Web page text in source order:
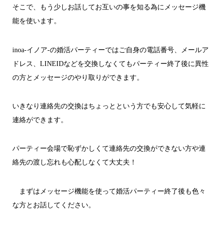
そこで、もう少しお話してお互いの事を知る為にメッセージ機
能を使います。
inoa-イノア-の婚活パーティーではご自身の電話番号、メールア
ドレス、LINEIDなどを交換しなくてもパーティー終了後に異性
の方とメッセージのやり取りができます。
いきなり連絡先の交換はちょっとという方でも安心して気軽に
連絡ができます。
パーティー会場で恥ずかしくて連絡先の交換ができない方や連
絡先の渡し忘れも心配しなくて大丈夫！
まずはメッセージ機能を使って婚活パーティー終了後も色々
な方とお話してください。